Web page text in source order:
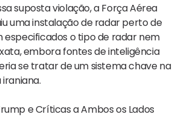
suposta violação, a Força Aérea
uma instalação de radar perto de
especificados o tipo de radar nem
embora fontes de inteligência
se tratar de um sistema chave na
e Críticas a Ambos os Lados